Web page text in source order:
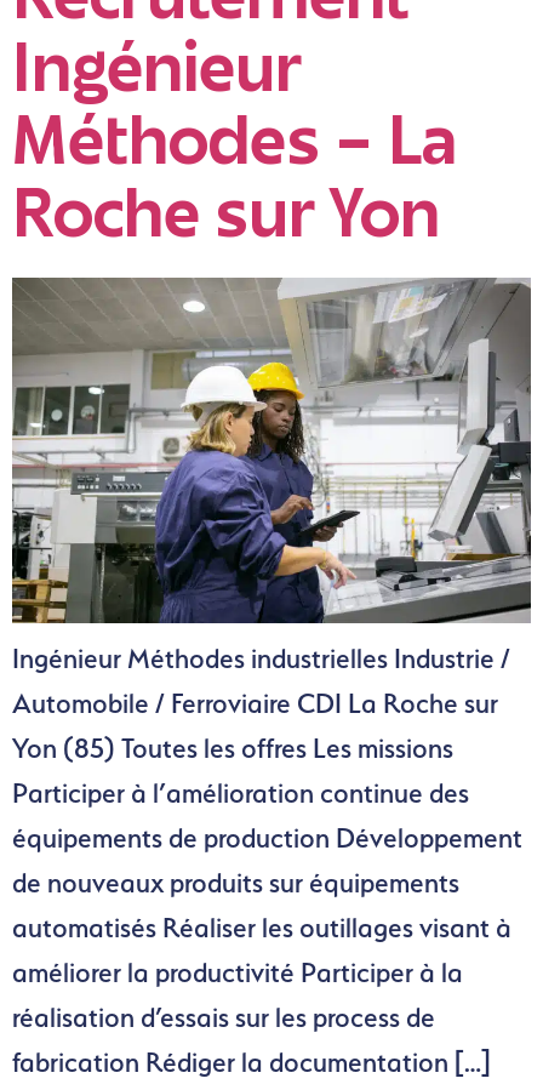
Ingénieur
Méthodes – La
Roche sur Yon
Ingénieur Méthodes industrielles Industrie /
Automobile / Ferroviaire CDI La Roche sur
Yon (85) Toutes les offres Les missions
Participer à l’amélioration continue des
équipements de production Développement
de nouveaux produits sur équipements
automatisés Réaliser les outillages visant à
améliorer la productivité Participer à la
réalisation d’essais sur les process de
fabrication Rédiger la documentation […]